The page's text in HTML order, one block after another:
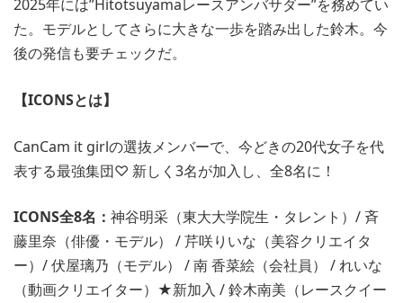
2025年には”Hitotsuyamaレースアンバサダー”を務めてい
た。モデルとしてさらに大きな一歩を踏み出した鈴木。今
後の発信も要チェックだ。
【ICONSとは】
CanCam it girlの選抜メンバーで、今どきの20代女子を代
表する最強集団♡ 新しく3名が加入し、全8名に！
ICONS全8名： 神谷明采（東大大学院生・タレント）/ 斉
藤里奈（俳優・モデル） / 芹咲りいな（美容クリエイタ
ー）/ 伏屋璃乃（モデル） / 南 香菜絵（会社員） / れいな
（動画クリエイター）★新加入 / 鈴木南美（レースクイー